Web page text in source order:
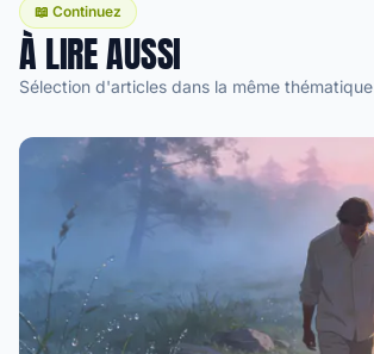
📖 Continuez
À LIRE AUSSI
Sélection d'articles dans la même thématique